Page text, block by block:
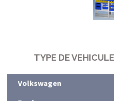
TYPE DE
Volkswagen